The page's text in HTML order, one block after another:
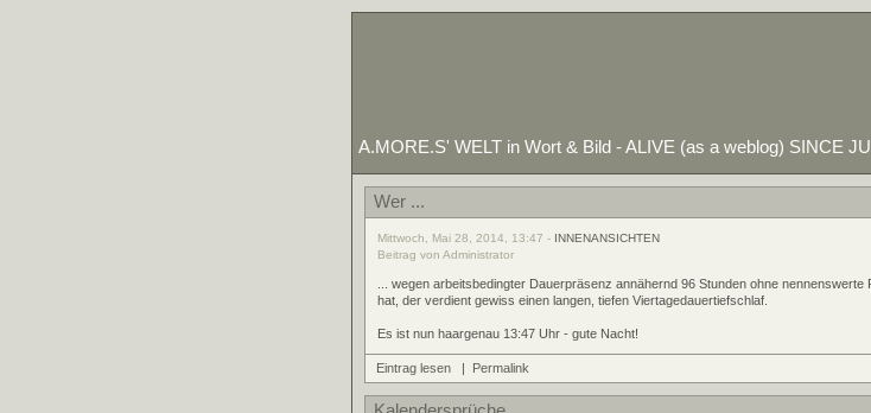
A.MORE.S' WELT in Wort & Bild - ALIVE (as a weblog) SINCE
Wer ...
Mittwoch, Mai 28, 2014, 13:47 - INNENANSICHTEN
Beitrag von Administrator
... wegen arbeitsbedingter Dauerpräsenz annähernd 96 Stunden ohne nennenswerte
hat, der verdient gewiss einen langen, tiefen Viertagedauertiefschlaf.
Es ist nun haargenau 13:47 Uhr - gute Nacht!
Eintrag lesen Permalink